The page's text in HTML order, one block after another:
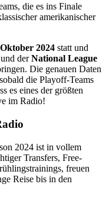
die es ins Finale
amerikanischer
Oktober 2024 statt und
und derNational League
Die genauen Daten
die Playoff-Teams
es eines der größten
im Radio!
2024 ist in vollem
Transfers, Free-
freuen
Reise bis in den